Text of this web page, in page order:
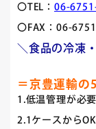
〇TEL：06-
〇FAX：06-
＼食品の冷凍
＝京豊運輸の
1.低温管理が必
2.1ケースから